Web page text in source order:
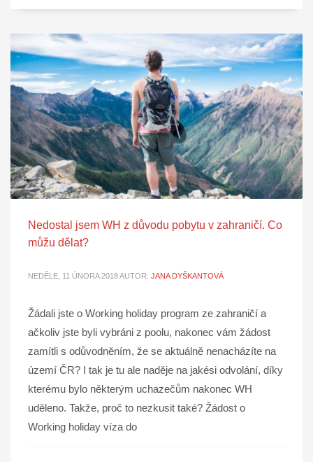
Nedostal jsem WH z důvodu pobytu v zahraničí. Co
můžu dělat?
NEDĚLE, 11 ÚNORA 2018AUTOR: JANA DYŠKANTOVÁ
Žádali jste o Working holiday program ze zahraničí a
ačkoliv jste byli vybráni z poolu, nakonec vám žádost
zamítli s odůvodněním, že se aktuálně nenacházíte na
území ČR? I tak je tu ale naděje na jakési odvolání, díky
kterému bylo některým uchazečům nakonec WH
uděleno. Takže, proč to nezkusit také? Žádost o
Working holiday víza do